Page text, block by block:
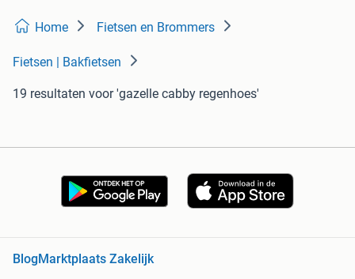
Home Fietsen en Brommers
Fietsen | Bakfietsen
19 resultaten voor 'gazelle cabby regenhoes'
Blog Marktplaats Zakelijk